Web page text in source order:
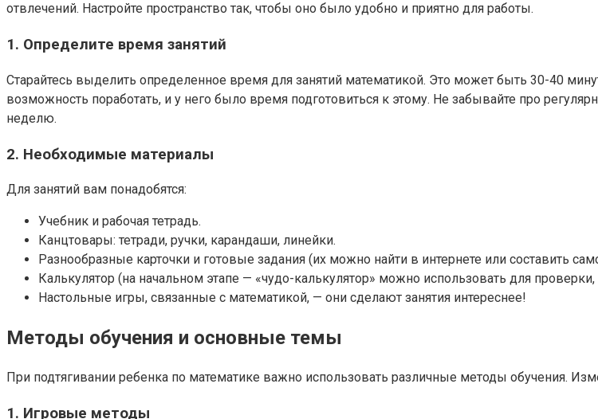
отвлечений. Настройте пространство так, чтобы оно было удобно и приятно для работы.
1. Определите время занятий
Старайтесь выделить определенное время для занятий математикой. Это может быть 30-40
возможность поработать, и у него было время подготовиться к этому. Не забывайте про
неделю.
2. Необходимые материалы
Для занятий вам понадобятся:
Учебник и рабочая тетрадь.
Канцтовары: тетради, ручки, карандаши, линейки.
Разнообразные карточки и готовые задания (их можно найти в интернете или составить
Калькулятор (на начальном этапе — «чудо-калькулятор» можно использовать для
Настольные игры, связанные с математикой, — они сделают занятия интереснее!
Методы обучения и основные темы
При подтягивании ребенка по математике важно использовать различные методы обучения.
1. Игровые методы